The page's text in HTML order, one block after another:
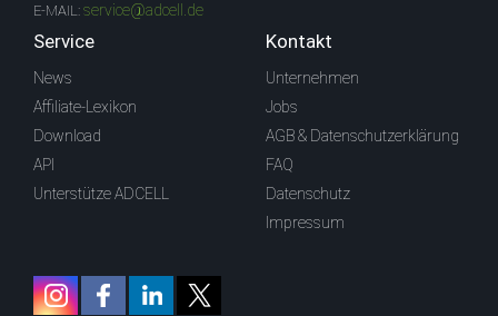
E-MAIL: service@adcell.de
Service
News
Affiliate-Lexikon
Download
API
Unterstütze ADCELL
Kontakt
Unternehmen
Jobs
AGB & Datenschutzerklärung
FAQ
Datenschutz
Impressum